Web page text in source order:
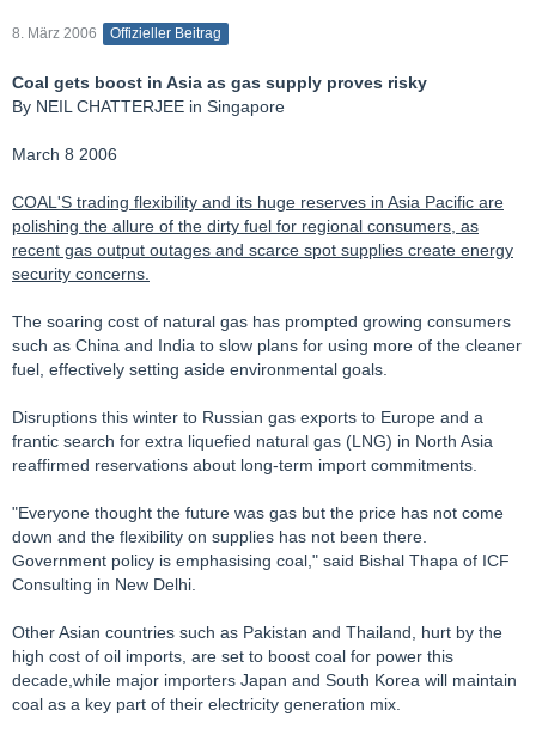
8. März 2006 Offizieller Beitrag
Coal gets boost in Asia as gas supply proves risky
By NEIL CHATTERJEE in Singapore
March 8 2006
COAL'S trading flexibility and its huge reserves in Asia Pacific are
polishing the allure of the dirty fuel for regional consumers, as
recent gas output outages and scarce spot supplies create energy
security concerns.
The soaring cost of natural gas has prompted growing consumers
such as China and India to slow plans for using more of the cleaner
fuel, effectively setting aside environmental goals.
Disruptions this winter to Russian gas exports to Europe and a
frantic search for extra liquefied natural gas (LNG) in North Asia
reaffirmed reservations about long-term import commitments.
"Everyone thought the future was gas but the price has not come
down and the flexibility on supplies has not been there.
Government policy is emphasising coal," said Bishal Thapa of ICF
Consulting in New Delhi.
Other Asian countries such as Pakistan and Thailand, hurt by the
high cost of oil imports, are set to boost coal for power this
decade,while major importers Japan and South Korea will maintain
coal as a key part of their electricity generation mix.